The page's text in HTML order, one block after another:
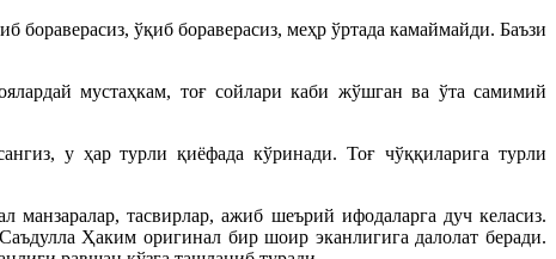
ўқиб бораверасиз, меҳр ўртада камаймайди. Баъзи
мустаҳкам, тоғ сойлари каби жўшган ва ўта самимий
у ҳар турли қиёфада кўринади. Тоғ чўққиларига турли
тасвирлар, ажиб шеърий ифодаларга дуч келасиз.
Ҳаким оригинал бир шоир эканлигига далолат беради.